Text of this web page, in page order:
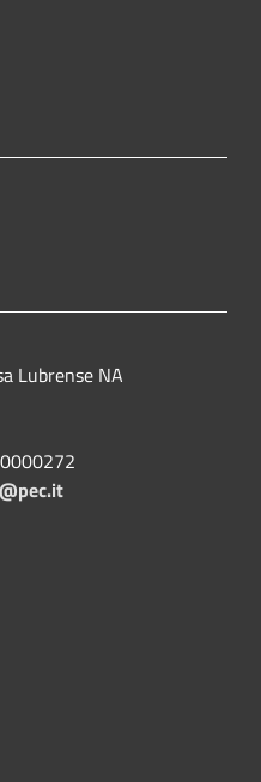
Lubrense NA